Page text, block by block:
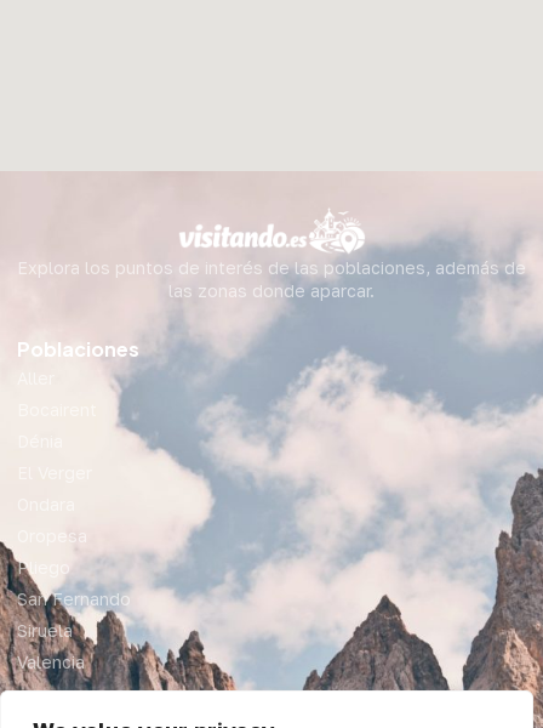
Explora los puntos de interés de las poblaciones, además de
las zonas donde aparcar.
Poblaciones
Oropesa
Pliego
San Fernando
Siruela
Valencia